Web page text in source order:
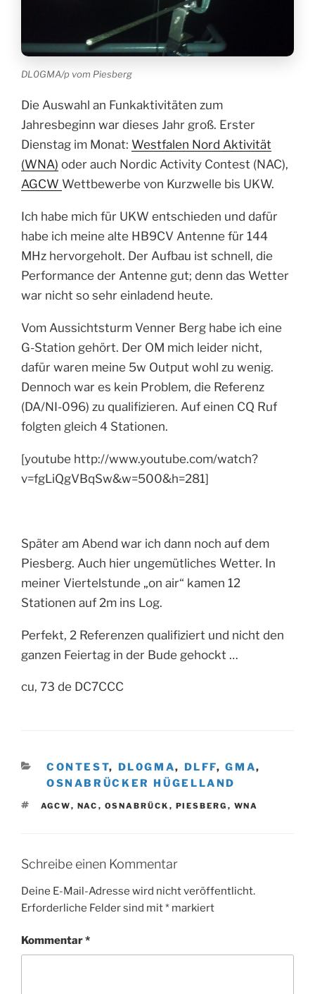
DL0GMA/p vom Piesberg
Die Auswahl an Funkaktivitäten zum
Jahresbeginn war dieses Jahr groß. Erster
Dienstag im Monat: Westfalen Nord Aktivität
(WNA) oder auch Nordic Activity Contest (NAC),
AGCW Wettbewerbe von Kurzwelle bis UKW.
Ich habe mich für UKW entschieden und dafür
habe ich meine alte HB9CV Antenne für 144
MHz hervorgeholt. Der Aufbau ist schnell, die
Performance der Antenne gut; denn das Wetter
war nicht so sehr einladend heute.
Vom Aussichtsturm Venner Berg habe ich eine
G-Station gehört. Der OM mich leider nicht,
dafür waren meine 5w Output wohl zu wenig.
Dennoch war es kein Problem, die Referenz
(DA/NI-096) zu qualifizieren. Auf einen CQ Ruf
folgten gleich 4 Stationen.
[youtube http://www.youtube.com/watch?
v=fgLiQgVBqSw&w=500&h=281]
Später am Abend war ich dann noch auf dem
Piesberg. Auch hier ungemütliches Wetter. In
meiner Viertelstunde „on air“ kamen 12
Stationen auf 2m ins Log.
Perfekt, 2 Referenzen qualifiziert und nicht den
ganzen Feiertag in der Bude gehockt …
cu, 73 de DC7CCC
KATEGORIEN
CONTEST, DL0GMA, DLFF,GMA,
OSNABRÜCKER HÜGELLAND
SCHLAGWÖRTER
AGCW, NAC , OSNABRÜCK , PIESBERG , WNA
Schreibe einen Kommentar
Deine E-Mail-Adresse wird nicht veröffentlicht.
Erforderliche Felder sind mit* markiert
Kommentar*